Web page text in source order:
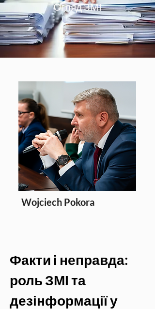
Огляд ЗМІ
Wojciech Pokora
Факти і неправда:
роль ЗМІ та
дезінформації у